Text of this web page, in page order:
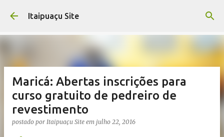
Pular para o conteúdo principal
Itaipuaçu Site
Maricá: Abertas inscrições para
curso gratuito de pedreiro de
revestimento
postado por Itaipuaçu Site em julho 22, 2016